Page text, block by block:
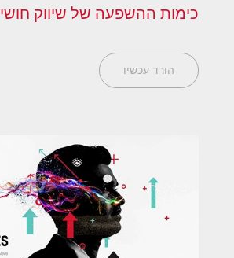
כימות ההשפעה של שיווק חושי
הורד עכשיו